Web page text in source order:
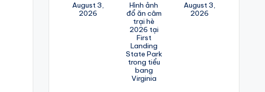
August 3,
2026
Hình ảnh
đổ ăn câm
trại hè
2026 tại
First
Landing
State Park
trong tiểu
bang
Virginia
August 3,
2026